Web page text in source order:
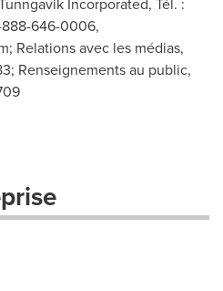
888-646-0006,
; Relations avec les médias,
Renseignements au public,